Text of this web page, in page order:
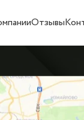
Отзывы